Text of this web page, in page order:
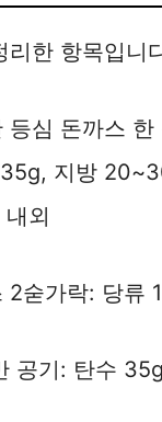
리한 항목입니
등심 돈까스 한
지방
외
2숟가락: 당류
공기: 탄수